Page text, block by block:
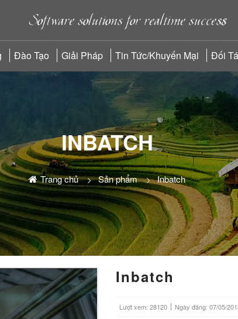
Đào Tạo Giải Pháp Tin Tức/Khuyến Mại Đối
INBATCH
Trang chủ Sản phẩm Inbatch
Inbatch
Lượt xem: 28120 Ngày đăng: 07/05/